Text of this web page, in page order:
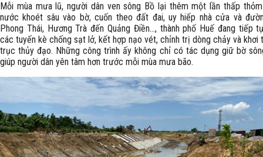
Mỗi mùa mưa lũ, người dân ven sông Bồ lại thêm một lần thấp
nước khoét sâu vào bờ, cuốn theo đất đai, uy hiếp nhà cửa và
Phong Thái, Hương Trà đến Quảng Điền..., thành phố Huế đang tiếp
các tuyến kè chống sạt lở, kết hợp nạo vét, chỉnh trị dòng chảy và khơi
trục thủy đạo. Những công trình ấy không chỉ có tác dụng giữ bờ
giúp người dân yên tâm hơn trước mỗi mùa mưa bão.